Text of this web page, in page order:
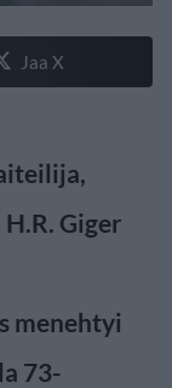
Jaa X
Giger
menehtyi
73-